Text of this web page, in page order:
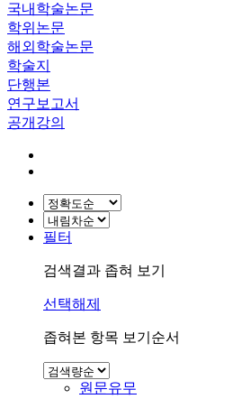
국내학술논문
학위논문
해외학술논문
학술지
단행본
연구보고서
공개강의
필터
검색결과 좁혀 보기
선택해제
좁혀본 항목 보기순서
원문유무